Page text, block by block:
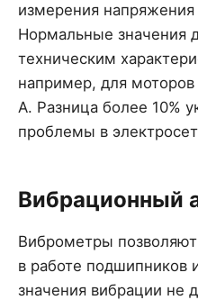
измерения напряжения
Нормальные значения
техническим
например, для
А. Разница более 10%
проблемы в
Вибрационный
Виброметры позволяют
в работе подшипников
значения вибрации не